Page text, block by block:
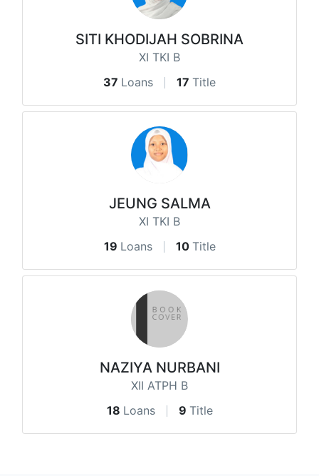
SITI KHODIJAH SOBRINA
XI TKI B
37 Loans 17 Title
JEUNG SALMA
XI TKI B
19 Loans 10 Title
NAZIYA NURBANI
XII ATPH B
18 Loans 9 Title